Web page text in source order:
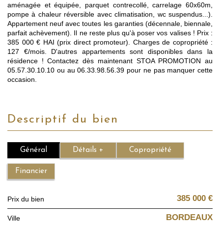
aménagée et équipée, parquet contrecollé, carrelage 60x60m,
pompe à chaleur réversible avec climatisation, wc suspendus...).
Appartement neuf avec toutes les garanties (décennale, biennale,
parfait achèvement). Il ne reste plus qu'à poser vos valises ! Prix :
385 000 € HAI (prix direct promoteur). Charges de copropriété :
127 €/mois. D'autres appartements sont disponibles dans la
résidence ! Contactez dès maintenant STOA PROMOTION au
05.57.30.10.10 ou au 06.33.98.56.39 pour ne pas manquer cette
occasion.
descriptif du bien
Général Détails + Copropriété
Financier
Prix du bien 385 000 €
Ville BORDEAUX